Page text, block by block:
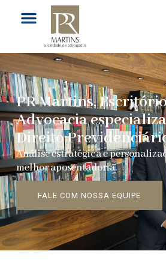
PR Martins,
Advocacia
Direito
Análise estratégica e
melhor aposentadoria.
FALE COM NOSSA EQUIPE